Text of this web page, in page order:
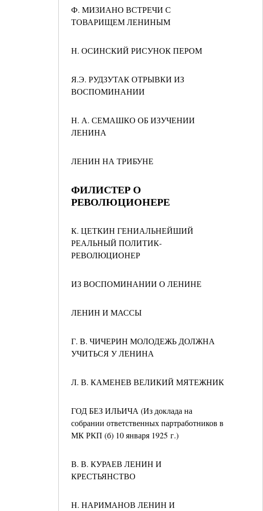
Ф. МИЗИАНО ВСТРЕЧИ С
ТОВАРИЩЕМ ЛЕНИНЫМ
Н. ОСИНСКИЙ РИСУНОК ПЕРОМ
Я.Э. РУДЗУТАК ОТРЫВКИ ИЗ
ВОСПОМИНАНИИ
Н. А. СЕМАШКО ОБ ИЗУЧЕНИИ
ЛЕНИНА
ЛЕНИН НА ТРИБУНЕ
ФИЛИСТЕР О
РЕВОЛЮЦИОНЕРЕ
К. ЦЕТКИН ГЕНИАЛЬНЕЙШИЙ
РЕАЛЬНЫЙ ПОЛИТИК-
РЕВОЛЮЦИОНЕР
ИЗ ВОСПОМИНАНИИ О ЛЕНИНЕ
ЛЕНИН И МАССЫ
Г. В. ЧИЧЕРИН МОЛОДЕЖЬ ДОЛЖНА
УЧИТЬСЯ У ЛЕНИНА
Л. В. КАМЕНЕВ ВЕЛИКИЙ МЯТЕЖНИК
ГОД БЕЗ ИЛЬИЧА (Из доклада на
собрании ответственных партработников в
МК РКП (б) 10 января 1925 г.)
В. В. КУРАЕВ ЛЕНИН И
КРЕСТЬЯНСТВО
Н. НАРИМАНОВ ЛЕНИН И